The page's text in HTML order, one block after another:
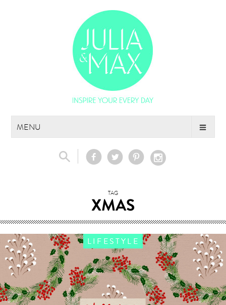
MENU
TAG
XMAS
LIFESTYLE